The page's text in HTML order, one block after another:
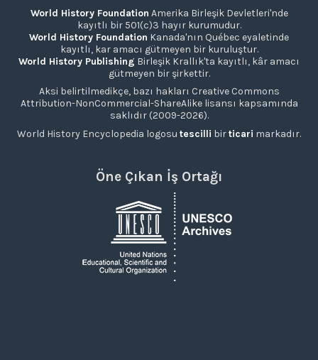
World History Foundation Amerika Birleşik Devletleri'nde
kayıtlı bir 501(c)3 hayır kurumudur.
World History Foundation Kanada'nın Québec eyaletinde
kayıtlı, kar amacı gütmeyen bir kuruluştur.
World History Publishing Birleşik Krallık'ta kayıtlı, kâr amacı
gütmeyen bir şirkettir.
Aksi belirtilmedikçe, bazı hakları Creative Commons
Attribution-NonCommercial-ShareAlike lisansı kapsamında
saklıdır (2009-2026).
World History Encyclopedia logosu tescilli birticari markadır.
Öne Çıkan İş Ortağı